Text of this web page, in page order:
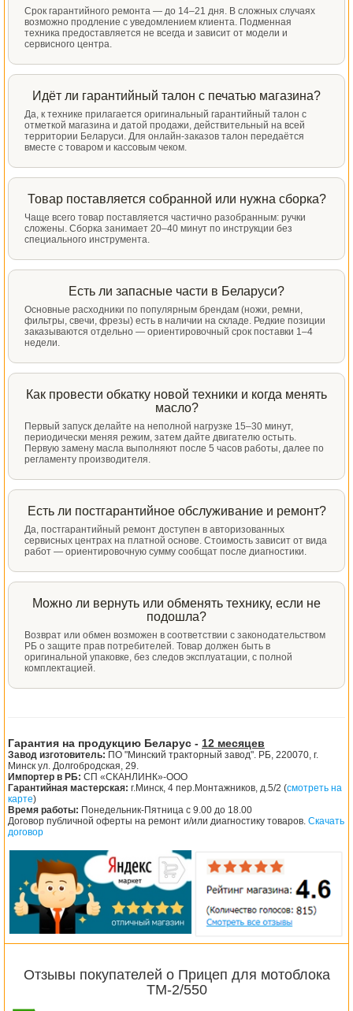
Срок гарантийного ремонта — до 14–21 дня. В сложных случаях
возможно продление с уведомлением клиента. Подменная
техника предоставляется не всегда и зависит от модели и
сервисного центра.
Идёт ли гарантийный талон с печатью магазина?
Да, к технике прилагается оригинальный гарантийный талон с
отметкой магазина и датой продажи, действительный на всей
территории Беларуси. Для онлайн-заказов талон передаётся
вместе с товаром и кассовым чеком.
Товар поставляется собранной или нужна сборка?
Чаще всего товар поставляется частично разобранным: ручки
сложены. Сборка занимает 20–40 минут по инструкции без
специального инструмента.
Есть ли запасные части в Беларуси?
Основные расходники по популярным брендам (ножи, ремни,
фильтры, свечи, фрезы) есть в наличии на складе. Редкие позиции
заказываются отдельно — ориентировочный срок поставки 1–4
недели.
Как провести обкатку новой техники и когда менять
масло?
Первый запуск делайте на неполной нагрузке 15–30 минут,
периодически меняя режим, затем дайте двигателю остыть.
Первую замену масла выполняют после 5 часов работы, далее по
регламенту производителя.
Есть ли постгарантийное обслуживание и ремонт?
Да, постгарантийный ремонт доступен в авторизованных
сервисных центрах на платной основе. Стоимость зависит от вида
работ — ориентировочную сумму сообщат после диагностики.
Можно ли вернуть или обменять технику, если не
подошла?
Возврат или обмен возможен в соответствии с законодательством
РБ о защите прав потребителей. Товар должен быть в
оригинальной упаковке, без следов эксплуатации, с полной
комплектацией.
Гарантия на продукцию Беларус - 12 месяцев
Завод изготовитель: ПО "Минский тракторный завод". РБ, 220070, г.
Минск ул. Долгобродская, 29.
Импортер в РБ: СП «СКАНЛИНК»-ООО
Гарантийная мастерская: г.Минск, 4 пер.Монтажников, д.5/2 (смотреть на
карте)
Время работы: Понедельник-Пятница с 9.00 до 18.00
Договор публичной оферты на ремонт и/или диагностику товаров. Скачать
договор
Отзывы покупателей о Прицеп для мотоблока
ТМ-2/550